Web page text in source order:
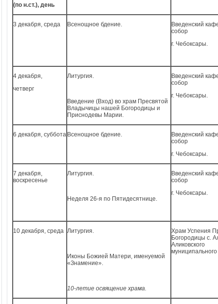
(по н.ст.), день
3 декабря, среда Всенощное бдение.
Введенский
собор
г. Чебоксары.
4 декабря,
четверг
Литургия.
Введение (Вход) во храм Пресвятой
Владычицы нашей Богородицы и
Приснодевы Марии.
Введенский
собор
г. Чебоксары.
6 декабря, суббота Всенощное бдение.
Введенский
собор
г. Чебоксары.
7 декабря,
воскресенье
Литургия.
Неделя 26-я по Пятидесятнице.
Введенский
собор
г. Чебоксары.
10 декабря, среда Литургия.
Иконы Божией Матери, именуемой
«Знамение».
10-летие освящение храма.
Храм Успения
Богородицы с.
Аликовского
муниципального